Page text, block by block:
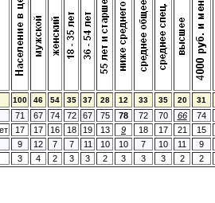
100 46 54 35 37 28 12 33 35 20 31
71 67 74 72 67 75 78 72 70 66
74
17 17 16 18 19 13 9 18 17 21
15
9 12 7 7 11 10 10 7 10 11
9
3 4 2 3 3 2 3 3 3 2 2